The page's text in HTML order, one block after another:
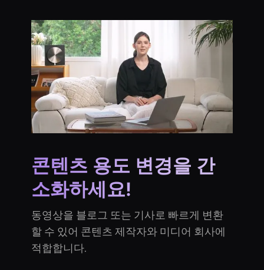
콘텐츠 용도 변경을 간
소화하세요!
동영상을 블로그 또는 기사로 빠르게 변환
할 수 있어 콘텐츠 제작자와 미디어 회사에
적합합니다.